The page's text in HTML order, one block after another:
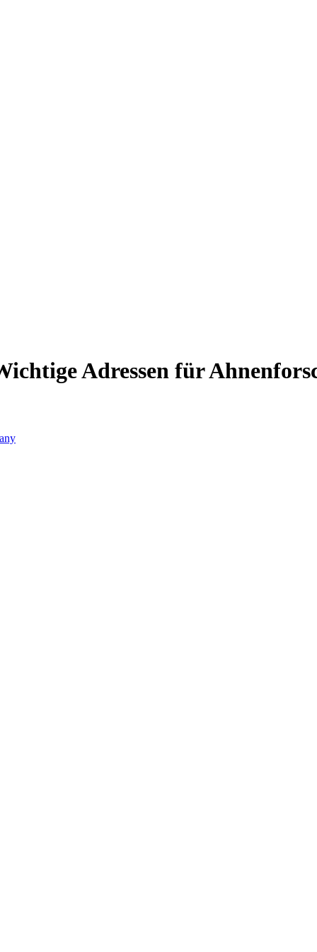
Adressen für